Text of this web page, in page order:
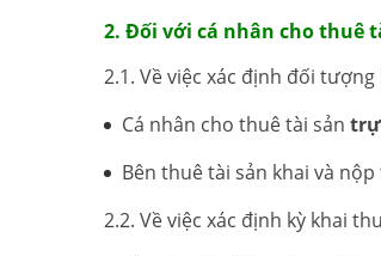
2. Đối với cá nhân cho thuê
2.1. Về việc xác định đối
Cá nhân cho thuê tài sản
Bên thuê tài sản khai và
2.2. Về việc xác định kỳ khai